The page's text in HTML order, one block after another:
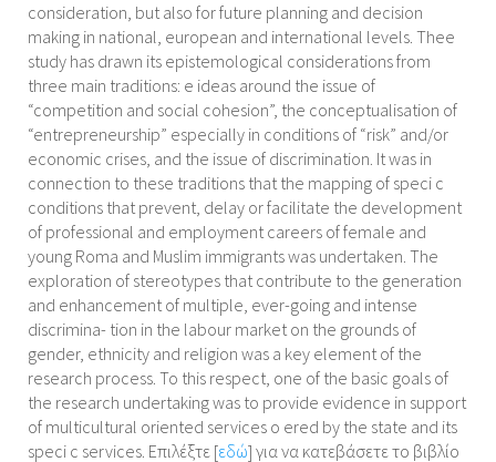
consideration, but also for future planning and decision
making in national, european and international levels. Thee
study has drawn its epistemological considerations from
three main traditions: e ideas around the issue of
“competition and social cohesion”, the conceptualisation of
“entrepreneurship” especially in conditions of “risk” and/or
economic crises, and the issue of discrimination. It was in
connection to these traditions that the mapping of speci c
conditions that prevent, delay or facilitate the development
of professional and employment careers of female and
young Roma and Muslim immigrants was undertaken. The
exploration of stereotypes that contribute to the generation
and enhancement of multiple, ever-going and intense
discrimina- tion in the labour market on the grounds of
gender, ethnicity and religion was a key element of the
research process. To this respect, one of the basic goals of
the research undertaking was to provide evidence in support
of multicultural oriented services o ered by the state and its
speci c services. Επιλέξτε [εδώ] για να κατεβάσετε το βιβλίο